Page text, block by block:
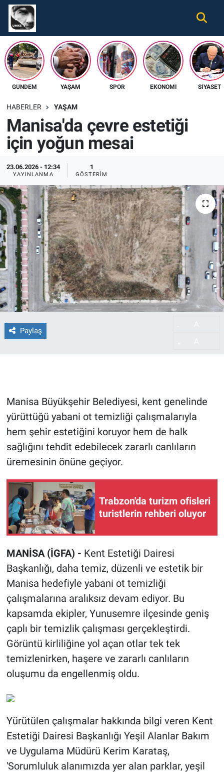
GÜNDEM YAŞAM SPOR EKONOMI SIYASET
HABERLER YAŞAM
Manisa'da çevre estetiği
için yoğun mesai
23.06.2026 - 12:34
YAYINLANMA
1
GÖSTERIM
Paylaş
Manisa Büyükşehir Belediyesi, kent genelinde
yürüttüğü yabani ot temizliği çalışmalarıyla
hem şehir estetiğini koruyor hem de halk
sağlığını tehdit edebilecek zararlı canlıların
üremesinin önüne geçiyor.
Trabzon'da turizm ofisleri
turistlerin rehberi oluyor
MANİSA (İGFA) - Kent Estetiği Dairesi
Başkanlığı, daha temiz, düzenli ve estetik bir
Manisa hedefiyle yabani ot temizliği
çalışmalarına aralıksız devam ediyor. Bu
kapsamda ekipler, Yunusemre ilçesinde geniş
çaplı bir temizlik çalışması gerçekleştirdi.
Görüntü kirliliğine yol açan otlar tek tek
temizlenirken, haşere ve zararlı canlıların
oluşumu da engellenmiş oldu.
Yürütülen çalışmalar hakkında bilgi veren Kent
Estetiği Dairesi Başkanlığı Yeşil Alanlar Bakım
ve Uygulama Müdürü Kerim Karataş,
'Sorumluluk alanımızda yer alan parklar, yeşil
Gündem
Ekonomi
Spor
Tüm Haberler
İletişim
Künye
Nöbetçi Eczaneler
Hava Durumu
Namaz Vakitleri
Süper Lig Puan Durumu ve Fikstür
Tüm Manşetler
Son Dakika Haberleri
Haber Arşivi